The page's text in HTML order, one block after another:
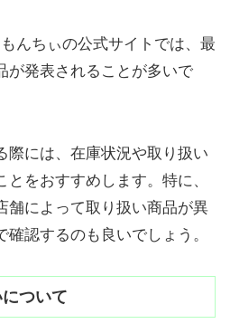
んちぃの公式サイトでは、最
が発表されることが多いで
際には、在庫状況や取り扱い
をおすすめします。特に、
舗によって取り扱い商品が異
認するのも良いでしょう。
について